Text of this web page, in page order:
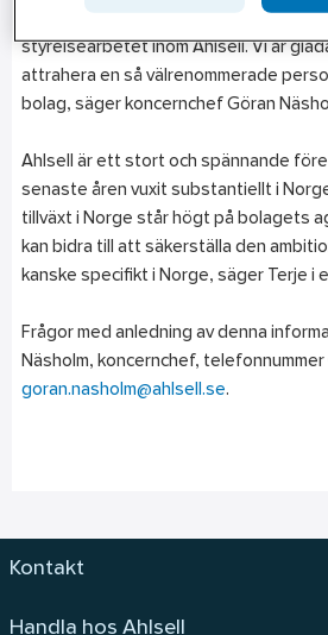
styrelsearbetet inom Ahlsell. Vi är
attrahera en så välrenommerade
bolag, säger koncernchef Göran
Ahlsell är ett stort och spännande
senaste åren vuxit substantiellt i
tillväxt i Norge står högt på bolagets
kan bidra till att säkerställa den
kanske specifikt i Norge, säger Terje i
Frågor med anledning av denna
Näsholm, koncernchef,
goran.nasholm@ahlsell.se.
Kontakt
Handla hos Ahlsell